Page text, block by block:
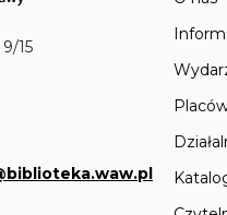
15